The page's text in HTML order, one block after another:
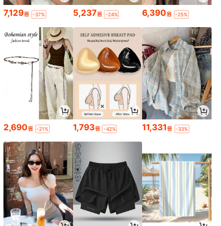
7,129원 -37% 5,237원 -24% 6,390원 -25%
2,690원 -21% 1,793원 -42% 11,331원 -33%